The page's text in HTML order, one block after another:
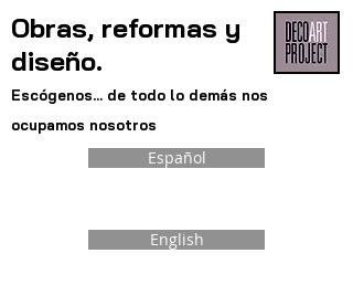
Obras, reformas y
diseño.
Escógenos... de todo lo demás nos
ocupamos nosotros
Español
English